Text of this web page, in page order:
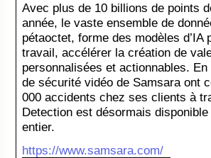
Avec plus de 10 billions de points
année, le vaste ensemble de
pétaoctet, forme des modèles
travail, accélérer la création de
personnalisées et actionnables.
de sécurité vidéo de Samsara ont
000 accidents chez ses clients à
Detection est désormais
entier.
https://www.samsara.com/